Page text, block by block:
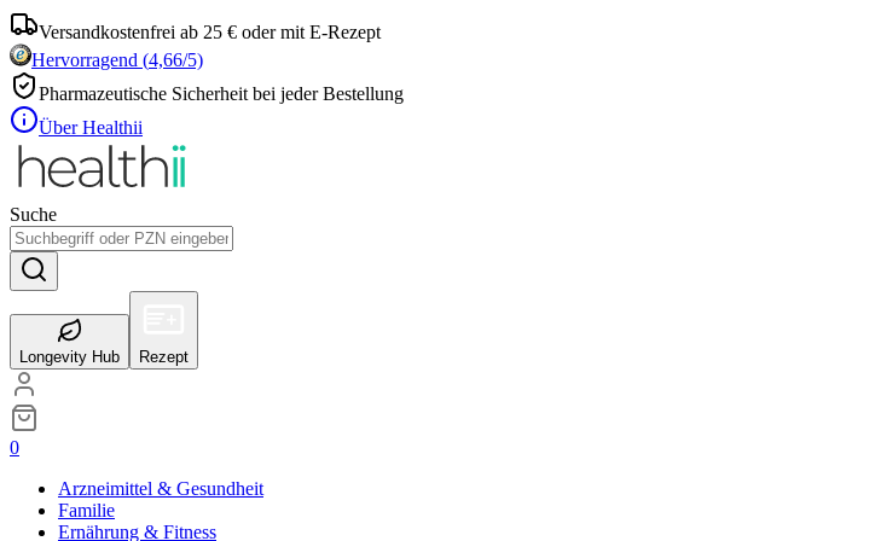
Versandkostenfrei ab 25 € oder mit E-Rezept
Hervorragend (4,66/5)
Pharmazeutische Sicherheit bei jeder Bestellung
Über Healthii
Suche
Longevity Hub Rezept
0
Arzneimittel & Gesundheit
Familie
Ernährung & Fitness